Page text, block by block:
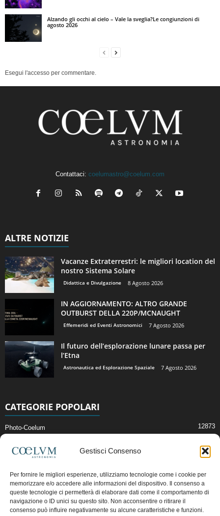
Gestisci Consenso
Per fornire le migliori esperienze, utilizziamo tecnologie come i cookie per
memorizzare e/o accedere alle informazioni del dispositivo. Il consenso a
queste tecnologie ci permetterà di elaborare dati come il comportamento di
navigazione o ID unici su questo sito. Non acconsentire o ritirare il
consenso può influire negativamente su alcune caratteristiche e funzioni.
Alzando gli occhi al cielo – Vale la sveglia?Le congiunzioni di
agosto 2026
Esegui l'accesso per commentare.
Contattaci: coelumastro@coelum.com
ALTRE NOTIZIE
Vacanze Extraterrestri: le migliori location del
nostro Sistema Solare
Didattica e Divulgazione 8 Agosto 2026
IN AGGIORNAMENTO: ALTRO GRANDE
OUTBURST DELLA 220P/MCNAUGHT
Effemeridi ed Eventi Astronomici 7 Agosto 2026
Il futuro dell’esplorazione lunare passa per
l’Etna
Astronautica ed Esplorazione Spaziale 7 Agosto 2026
CATEGORIE POPOLARI
Photo-Coelum 12873
News di Astronomia 2412
Cielo del Mese
Astronomia, Astrofisica e Cosmologia
Articoli e Risorse On-Line